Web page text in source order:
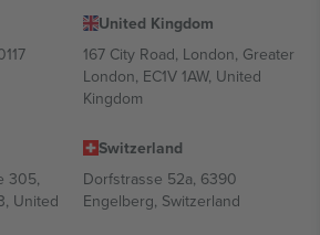
United Kingdom
167 City Road, London, Greater
London, EC1V 1AW, United
Kingdom
305,
United
Switzerland
Dorfstrasse 52a, 6390
Engelberg, Switzerland